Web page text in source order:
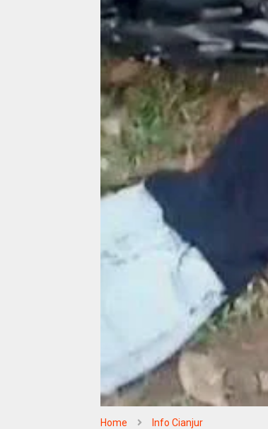
Home Info Cianjur